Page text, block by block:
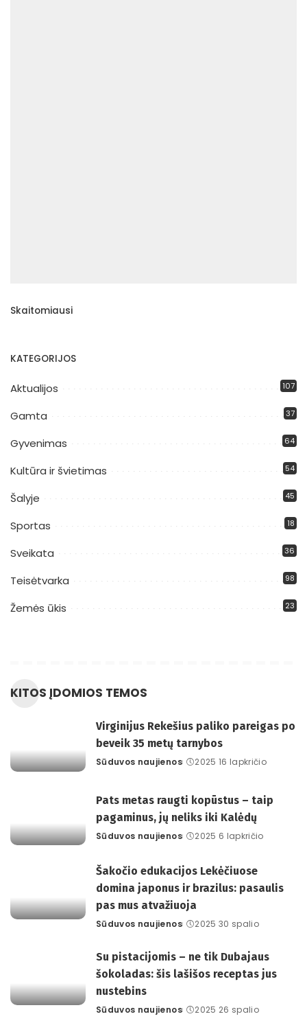
Skaitomiausi
KATEGORIJOS
Aktualijos 107
Gamta 37
Gyvenimas 64
Kultūra ir švietimas 54
Šalyje 45
Sportas 18
Sveikata 36
Teisėtvarka 98
Žemės ūkis 23
KITOS ĮDOMIOS TEMOS
Virginijus Rekešius paliko pareigas po
beveik 35 metų tarnybos
Posted
Sūduvos naujienos 2025 16 lapkričio
Pats metas raugti kopūstus – taip
pagaminus, jų neliks iki Kalėdų
Posted
Sūduvos naujienos 2025 6 lapkričio
Šakočio edukacijos Lekėčiuose
domina japonus ir brazilus: pasaulis
pas mus atvažiuoja
Posted
Sūduvos naujienos 2025 30 spalio
Su pistacijomis – ne tik Dubajaus
šokoladas: šis lašišos receptas jus
nustebins
Posted
Sūduvos naujienos 2025 26 spalio